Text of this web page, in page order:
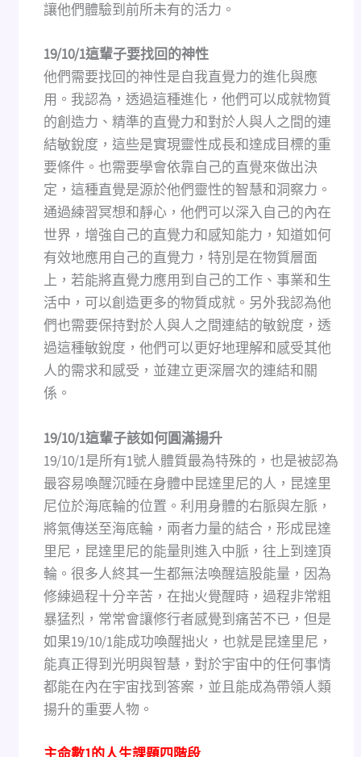
讓他們體驗到前所未有的活力。
19/10/1這輩子要找回的神性
他們需要找回的神性是自我直覺力的進化與應
用。我認為，透過這種進化，他們可以成就物質
的創造力、精準的直覺力和對於人與人之間的連
結敏銳度，這些是實現靈性成長和達成目標的重
要條件。也需要學會依靠自己的直覺來做出決
定，這種直覺是源於他們靈性的智慧和洞察力。
通過練習冥想和靜心，他們可以深入自己的內在
世界，增強自己的直覺力和感知能力，知道如何
有效地應用自己的直覺力，特別是在物質層面
上，若能將直覺力應用到自己的工作、事業和生
活中，可以創造更多的物質成就。另外我認為他
們也需要保持對於人與人之間連結的敏銳度，透
過這種敏銳度，他們可以更好地理解和感受其他
人的需求和感受，並建立更深層次的連結和關
係。
19/10/1這輩子該如何圓滿揚升
19/10/1是所有1號人體質最為特殊的，也是被認為
最容易喚醒沉睡在身體中昆達里尼的人，昆達里
尼位於海底輪的位置。利用身體的右脈與左脈，
將氣傳送至海底輪，兩者力量的結合，形成昆達
里尼，昆達里尼的能量則進入中脈，往上到達頂
輪。很多人終其一生都無法喚醒這股能量，因為
修練過程十分辛苦，在拙火覺醒時，過程非常粗
暴猛烈，常常會讓修行者感覺到痛苦不已，但是
如果19/10/1能成功喚醒拙火，也就是昆達里尼，
能真正得到光明與智慧，對於宇宙中的任何事情
都能在內在宇宙找到答案，並且能成為帶領人類
揚升的重要人物。